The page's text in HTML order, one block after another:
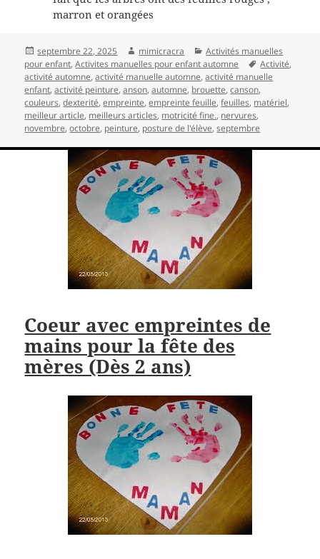
marron et orangées
Publié
le
septembre 22, 2025 Auteur
mimicracra Catégories
Activités manuelles
pour enfant,Activites manuelles pour enfant automne
Mots-
clés
Activité,
activité automne,activité manuelle automne,activité manuelle
enfant,activité peinture,anson,automne, brouette,canson,
couleurs,dexterité,empreinte,empreinte feuille,feuilles, matériel,
meilleur article, meilleurs articles, motricité fine., nervures,
novembre,octobre, peinture, posture de l'élève,septembre
Coeur avec empreintes de
mains pour la fête des
mères (Dès 2 ans)